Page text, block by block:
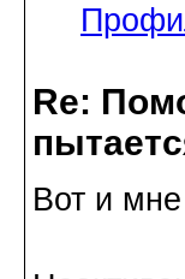
Re:
Вот и